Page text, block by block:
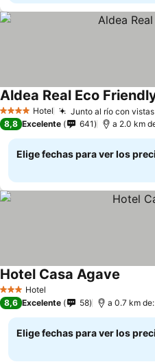
4 EstrellasHotel Junto al río con
Aldea Real Eco
8,8 Excelente 641 a 2.0 km
Elige fechas para ver los
3 Estrellas
Hotel
Hotel Casa Agave
8,6 Excelente 58 a 0.7 km
Elige fechas para ver los